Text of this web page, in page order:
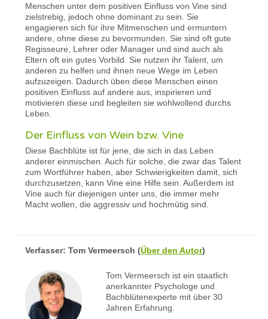
Menschen unter dem positiven Einfluss von Vine sind
zielstrebig, jedoch ohne dominant zu sein. Sie
engagieren sich für ihre Mitmenschen und ermuntern
andere, ohne diese zu bevormunden. Sie sind oft gute
Regisseure, Lehrer oder Manager und sind auch als
Eltern oft ein gutes Vorbild. Sie nutzen ihr Talent, um
anderen zu helfen und ihnen neue Wege im Leben
aufzuzeigen. Dadurch üben diese Menschen einen
positiven Einfluss auf andere aus, inspirieren und
motivieren diese und begleiten sie wohlwollend durchs
Leben.
Der Einfluss von Wein bzw. Vine
Diese Bachblüte ist für jene, die sich in das Leben
anderer einmischen. Auch für solche, die zwar das Talent
zum Wortführer haben, aber Schwierigkeiten damit, sich
durchzusetzen, kann Vine eine Hilfe sein. Außerdem ist
Vine auch für diejenigen unter uns, die immer mehr
Macht wollen, die aggressiv und hochmütig sind.
Verfasser:Tom Vermeersch (Über den Autor)
Tom Vermeersch ist ein staatlich
anerkannter Psychologe und
Bachblütenexperte mit über 30
Jahren Erfahrung.